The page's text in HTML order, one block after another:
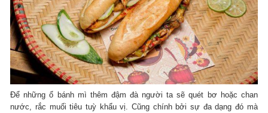
Để những ổ bánh mì thêm đậm đà người ta sẽ quét bơ hoặc chan
nước, rắc muối tiêu tuỳ khẩu vị. Cũng chính bởi sự đa dạng đó mà